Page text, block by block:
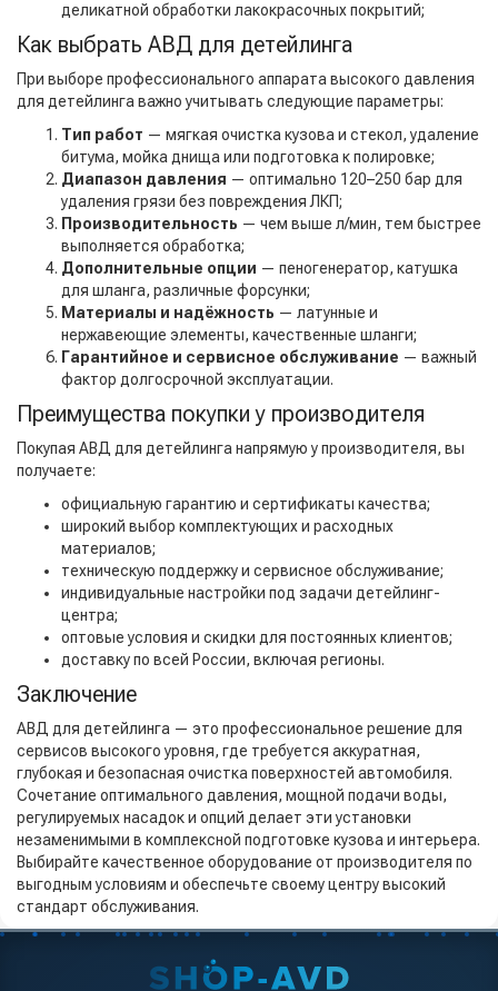
деликатной обработки лакокрасочных покрытий;
Как выбрать АВД для детейлинга
При выборе профессионального аппарата высокого давления
для детейлинга важно учитывать следующие параметры:
Тип работ — мягкая очистка кузова и стекол, удаление
битума, мойка днища или подготовка к полировке;
Диапазон давления — оптимально 120–250 бар для
удаления грязи без повреждения ЛКП;
Производительность — чем выше л/мин, тем быстрее
выполняется обработка;
Дополнительные опции — пеногенератор, катушка
для шланга, различные форсунки;
Материалы и надёжность — латунные и
нержавеющие элементы, качественные шланги;
Гарантийное и сервисное обслуживание — важный
фактор долгосрочной эксплуатации.
Преимущества покупки у производителя
Покупая АВД для детейлинга напрямую у производителя, вы
получаете:
официальную гарантию и сертификаты качества;
широкий выбор комплектующих и расходных
материалов;
техническую поддержку и сервисное обслуживание;
индивидуальные настройки под задачи детейлинг-
центра;
оптовые условия и скидки для постоянных клиентов;
доставку по всей России, включая регионы.
Заключение
АВД для детейлинга — это профессиональное решение для
сервисов высокого уровня, где требуется аккуратная,
глубокая и безопасная очистка поверхностей автомобиля.
Сочетание оптимального давления, мощной подачи воды,
регулируемых насадок и опций делает эти установки
незаменимыми в комплексной подготовке кузова и интерьера.
Выбирайте качественное оборудование от производителя по
выгодным условиям и обеспечьте своему центру высокий
стандарт обслуживания.